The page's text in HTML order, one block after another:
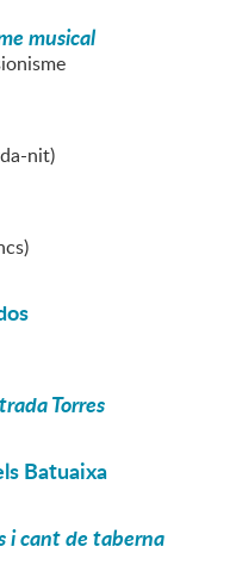
musical
nit)
Torres
Batuaixa
i cant de taberna